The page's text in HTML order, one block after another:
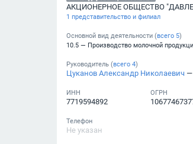
АКЦИОНЕРНОЕ ОБЩЕСТВО
1 представительство и филиал
Основной вид деятельности (всего 5)
10.5 — Производство молочной
Руководитель (всего 4)
Цуканов Александр Николаевич
ИНН
7719594892
ОГРН
Телефон
Не указан